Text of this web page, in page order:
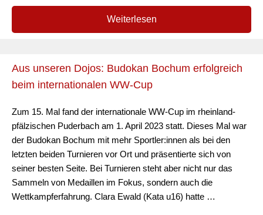
Weiterlesen
Aus unseren Dojos: Budokan Bochum erfolgreich
beim internationalen WW-Cup
Zum 15. Mal fand der internationale WW-Cup im rheinland-
pfälzischen Puderbach am 1. April 2023 statt. Dieses Mal war
der Budokan Bochum mit mehr Sportler:innen als bei den
letzten beiden Turnieren vor Ort und präsentierte sich von
seiner besten Seite. Bei Turnieren steht aber nicht nur das
Sammeln von Medaillen im Fokus, sondern auch die
Wettkampferfahrung. Clara Ewald (Kata u16) hatte …